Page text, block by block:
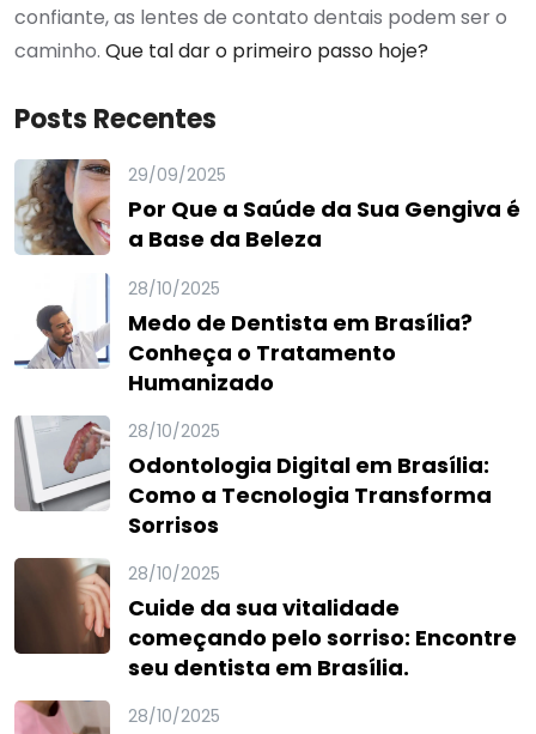
confiante, as lentes de contato dentais podem ser o
caminho. Que tal dar o primeiro passo hoje?
Posts Recentes
29/09/2025
Por Que a Saúde da Sua Gengiva é
a Base da Beleza
28/10/2025
Medo de Dentista em Brasília?
Conheça o Tratamento
Humanizado
28/10/2025
Odontologia Digital em Brasília:
Como a Tecnologia Transforma
Sorrisos
28/10/2025
Cuide da sua vitalidade
começando pelo sorriso: Encontre
seu dentista em Brasília.
28/10/2025